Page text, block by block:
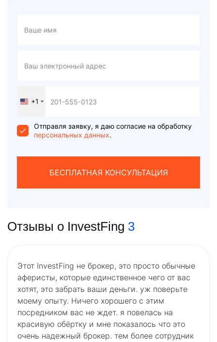
United
+1
+1
Отправля заявку, я даю согласие на обработку
персональных данных.
БЕСПЛАТНАЯ КОНСУЛЬТАЦИЯ
Отзывы о InvestFing 3
Этот InvestFing не брокер, это просто обычные
аферисты, которые единственное чего от вас
хотят, это забрать ваши деньги. уж поверьте
моему опыту. Ничего хорошего с этим
посредником вас не ждет. я повелась на
красивую обёртку и мне показалось что это
очень надежный брокер. тем более сотрудник